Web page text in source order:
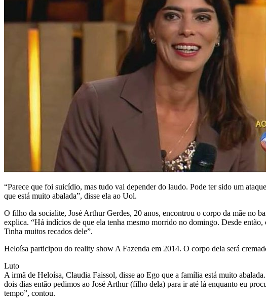
“Parece que foi suicídio, mas tudo vai depender do laudo. Pode ter sido um
que está muito abalada”, disse ela ao Uol.
O filho da socialite, José Arthur Gerdes, 20 anos, encontrou o corpo da mãe no
explica. “Há indícios de que ela tenha mesmo morrido no domingo. Desde
Tinha muitos recados dele”.
Heloísa participou do reality show A Fazenda em 2014. O corpo dela será
Luto
A irmã de Heloísa, Claudia Faissol, disse ao Ego que a família está muito
dois dias então pedimos ao José Arthur (filho dela) para ir até lá enquanto eu
tempo”, contou.